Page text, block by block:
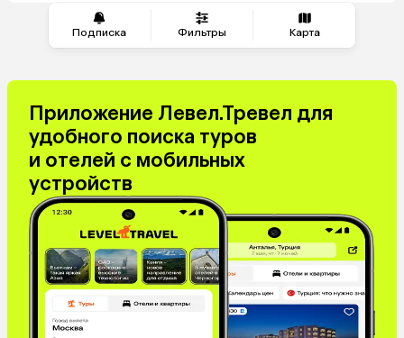
Подписка Фильтры Карта
Приложение Левел.Тревел для
удобного поиска туров
и отелей с мобильных
устройств